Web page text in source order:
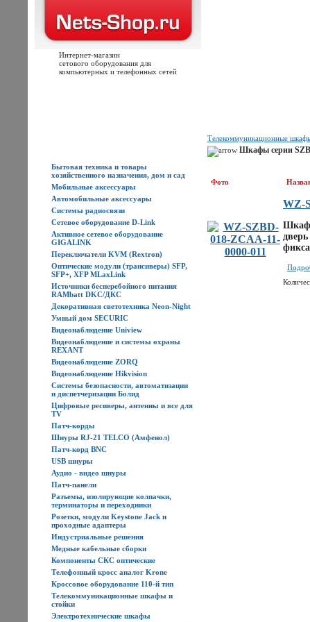
Интернет-магазин
сетового оборудования для
компьютерных и телефонных сетей
Бытовая техника и товары
хозяйственного назначения, дом и сад
Мобильные аксессуары
Автомобильные аксессуары
Системы радиосвязи
Сетевое оборудование D-Link
Активное сетевое оборудование
GIGALINK
Переключатели KVM (Rextron)
Оптические модули (трансиверы) SFP,
SFP+, XFP MLaxLink
Источники бесперебойного питания
RAMbatt DKC/ДКС
Декоративная светотехника Neon-Night
Умный дом SECURIC
Видеонаблюдение Uniview
Видеонаблюдение и системы охраны
REXANT
Видеонаблюдение ZORQ
Видеонаблюдение Hikvision
Системы безопасности, автоматизации
и диспетчеризации Болид
Цифровые ресиверы, антенны и все для
TV
Патч-корды
Шнуры RJ-21 TELCO (Амфенол)
Патч-корд BNC
USB шнуры
Аудио - видео шнуры
Патч-панели
Разъемы, изолирующие колпачки,
терминаторы и переходники
Розетки, модули Keystone Jack и
проходные адаптеры
Индустриальные решения
Медные кабельные сборки
Компоненты СКС оптические
Телефонный кросс аналог Krone
Кроссовое оборудование 110-й тип
Телекоммуникационные шкафы и
стойки
Электротехнические шкафы
Телекоммуникационные
Шкафы серии
Фото
WZ-
Шкаф